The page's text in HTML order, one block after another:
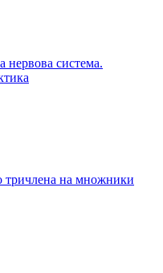
нервова система.
тричлена на множники